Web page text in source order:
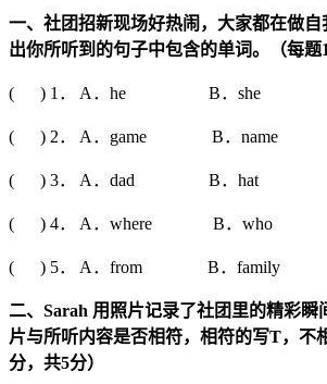
一、社团招新现场好热闹，大家都在做
出你所听到的句子中包含的单词。（每题1
( ) 1． A．he B．she C
( ) 2． A．game B．name
( ) 3． A．dad B．hat
( ) 4． A．where B．who
( ) 5． A．from B．family C
二、 Sarah 用照片记录了社团里的精彩瞬
片与所听内容是否相符，相符的写T，不
分，共5分）